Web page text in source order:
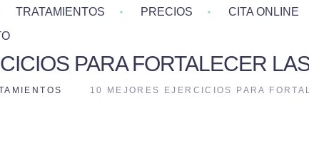
TRATAMIENTOS PRECIOS
CITA ONLINE
PARA FORTALECER
10 MEJORES EJERCICIOS PARA